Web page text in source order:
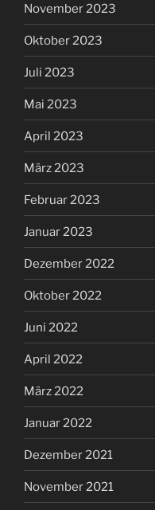
November 2023
Oktober 2023
Juli 2023
Mai 2023
April 2023
März 2023
Februar 2023
Januar 2023
Dezember 2022
Oktober 2022
Juni 2022
April 2022
März 2022
Januar 2022
Dezember 2021
November 2021